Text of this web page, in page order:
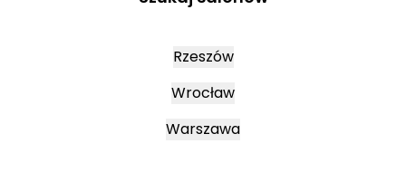
Rzeszów
Wrocław
Warszawa